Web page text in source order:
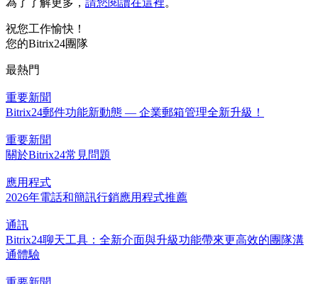
為了了解更多， 請您閱讀在這裡。
祝您工作愉快！
您的Bitrix24團隊
最熱門
重要新聞
Bitrix24郵件功能新動態 — 企業郵箱管理全新升級！
重要新聞
關於Bitrix24常見問題
應用程式
2026年電話和簡訊行銷應用程式推薦
通訊
Bitrix24聊天工具：全新介面與升級功能帶來更高效的團隊溝
通體驗